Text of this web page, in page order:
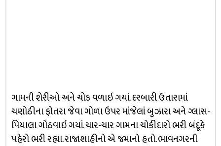
ગામની શેરીઓ અને ચોક વળાઇ ગયાં. દરબારી ઉતારામાં
ચણોઠીના ફોતરા જેવા ગોળા ઉપર માંજેલાં બુઝારા અને ગ્લાસ-
પિયાલા ગોઠવાઇ ગયાં. ચાર-ચાર ગામના ચોકીદારો ભરી બંદૂકે
પહેરો ભરી રહ્યા. રાજાશાહીનો એ જમાનો હતો. ભાવનગરની